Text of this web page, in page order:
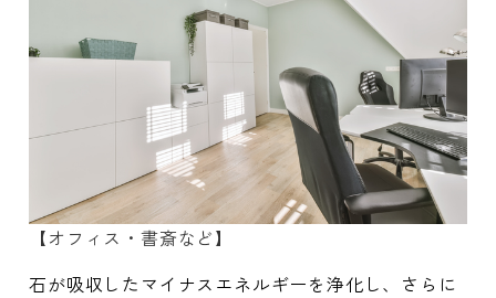
【オフィス・書斎など】
石が吸収したマイナスエネルギーを浄化し、さらに